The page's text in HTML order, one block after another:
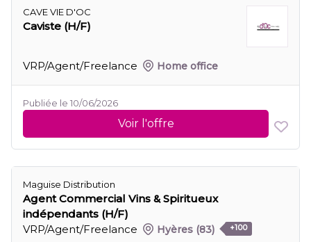
CAVE VIE D'OC
Caviste (H/F)
VRP/Agent/Freelance Home office
Publiée le 10/06/2026
Voir l'offre
Maguise Distribution
Agent Commercial Vins & Spiritueux
indépendants (H/F)
VRP/Agent/Freelance
Hyères (83) +100